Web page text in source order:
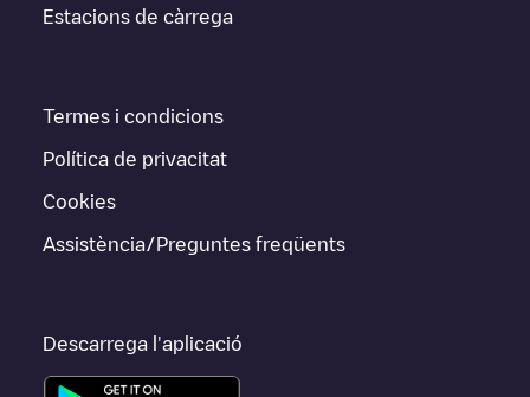
Estacions de càrrega
Termes i condicions
Política de privacitat
Cookies
Assistència/Preguntes freqüents
Descarrega l'aplicació